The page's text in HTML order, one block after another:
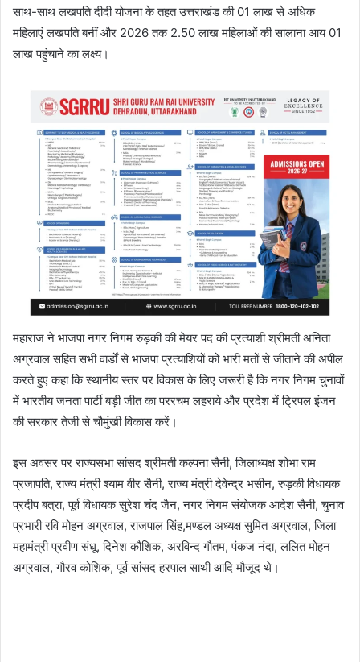
साथ-साथ लखपति दीदी योजना के तहत उत्तराखंड की 01 लाख से अधिक
महिलाएं लखपति बनीं और 2026 तक 2.50 लाख महिलाओं की सालाना आय 01
लाख पहुंचाने का लक्ष्य।
महाराज ने भाजपा नगर निगम रुड़की की मेयर पद की प्रत्याशी श्रीमती अनिता
अग्रवाल सहित सभी वार्डों से भाजपा प्रत्याशियों को भारी मतों से जीताने की अपील
करते हुए कहा कि स्थानीय स्तर पर विकास के लिए जरूरी है कि नगर निगम चुनावों
में भारतीय जनता पार्टी बड़ी जीत का पररचम लहराये और प्रदेश में ट्रिपल इंजन
की सरकार तेजी से चौमुंखी विकास करें।
इस अवसर पर राज्यसभा सांसद श्रीमती कल्पना सैनी, जिलाध्यक्ष शोभा राम
प्रजापति, राज्य मंत्री श्याम वीर सैनी, राज्य मंत्री देवेन्द्र भसीन, रुड़की विधायक
प्रदीप बत्रा, पूर्व विधायक सुरेश चंद जैन, नगर निगम संयोजक आदेश सैनी, चुनाव
प्रभारी रवि मोहन अग्रवाल, राजपाल सिंह,मण्डल अध्यक्ष सुमित अग्रवाल, जिला
महामंत्री प्रवीण संधू, दिनेश कौशिक, अरविन्द गौतम, पंकज नंदा, ललित मोहन
अग्रवाल, गौरव कोशिक, पूर्व सांसद हरपाल साथी आदि मौजूद थे।